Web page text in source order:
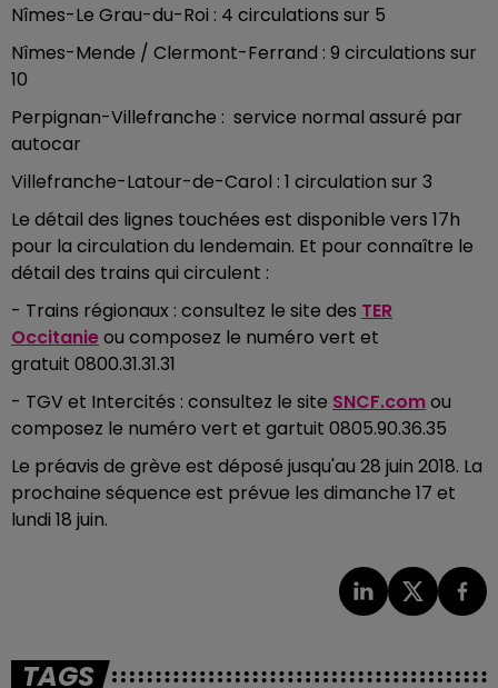
Nîmes-Le Grau-du-Roi : 4 circulations sur 5
Nîmes-Mende / Clermont-Ferrand : 9 circulations sur
10
Perpignan-Villefranche : service normal assuré par
autocar
Villefranche-Latour-de-Carol : 1 circulation sur 3
Le détail des lignes touchées est disponible vers 17h
pour la circulation du lendemain. Et pour connaître le
détail des trains qui circulent :
- Trains régionaux : consultez le site des TER
Occitanieou composez le numéro vert et
gratuit 0800.31.31.31
- TGV et Intercités : consultez le site SNCF.comou
composez le numéro vert et gartuit 0805.90.36.35
Le préavis de grève est déposé jusqu'au 28 juin 2018. La
prochaine séquence est prévue les dimanche 17 et
lundi 18 juin.
TAGS